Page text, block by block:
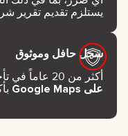
يستلزم تقديم تقرير
سجل حافل وموثوق
أكثر من 20 عاماً في تأجير السيارات الفاخرة. تقييم
على Google Maps